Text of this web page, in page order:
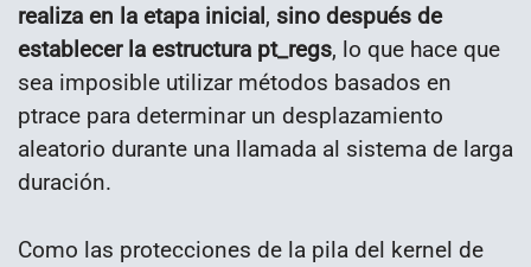
realiza en la etapa inicial, sino después de
establecer la estructura pt_regs, lo que hace que
sea imposible utilizar métodos basados en
ptrace para determinar un desplazamiento
aleatorio durante una llamada al sistema de larga
duración.
Como las protecciones de la pila del kernel de